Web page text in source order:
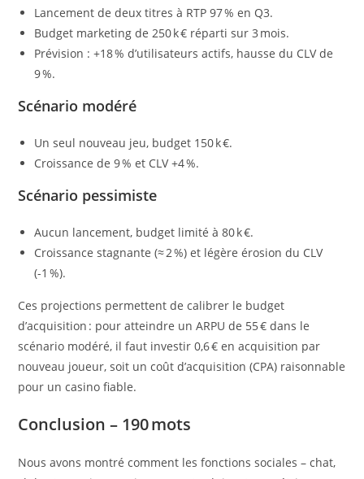
Lancement de deux titres à RTP 97 % en Q3.
Budget marketing de 250 k € réparti sur 3 mois.
Prévision : +18 % d’utilisateurs actifs, hausse du CLV de
9 %.
Scénario modéré
Un seul nouveau jeu, budget 150 k €.
Croissance de 9 % et CLV +4 %.
Scénario pessimiste
Aucun lancement, budget limité à 80 k €.
Croissance stagnante (≈ 2 %) et légère érosion du CLV
(-1 %).
Ces projections permettent de calibrer le budget
d’acquisition : pour atteindre un ARPU de 55 € dans le
scénario modéré, il faut investir 0,6 € en acquisition par
nouveau joueur, soit un coût d’acquisition (CPA) raisonnable
pour un casino fiable.
Conclusion – 190 mots
Nous avons montré comment les fonctions sociales – chat,